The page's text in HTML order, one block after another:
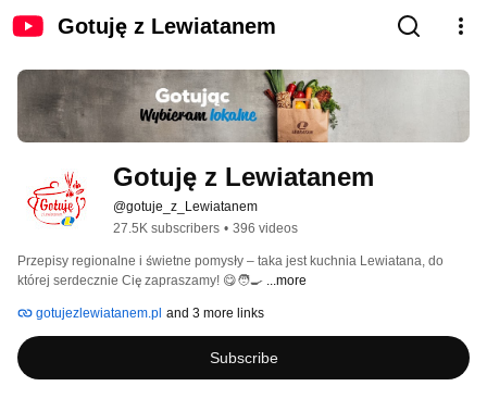
Gotuję z Lewiatanem
Gotuję z Lewiatanem
@gotuje_z_Lewiatanem
27.5K subscribers • 396 videos
Przepisy regionalne i świetne pomysły – taka jest kuchnia Lewiatana, do
której serdecznie Cię zapraszamy! 😋🧑‍🍳 ...more
gotujezlewiatanem.pl and 3 more links
Subscribe